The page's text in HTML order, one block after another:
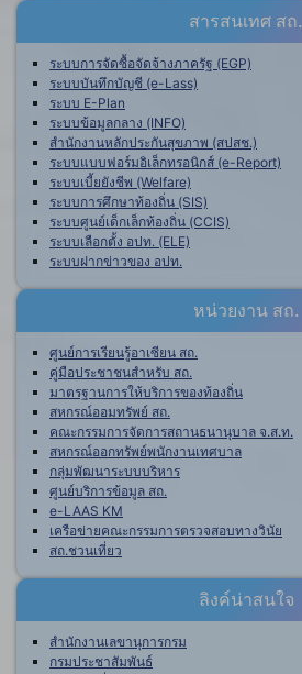
สารสนเทศ สถ.
ระบบการจัดซื้อจัดจ้างภาครัฐ (EGP)
ระบบบันทึกบัญชี (e-Lass)
ระบบ E-Plan
ระบบข้อมูลกลาง (INFO)
สำนักงานหลักประกันสุขภาพ (สปสช.)
ระบบแบบฟอร์มอิเล็กทรอนิกส์ (e-Report)
ระบบเบี้ยยังชีพ (Welfare)
ระบบการศึกษาท้องถิ่น (SIS)
ระบบศูนย์เด็กเล็กท้องถิ่น (CCIS)
ระบบเลือกตั้ง อปท. (ELE)
ระบบฝากข่าวของ อปท.
หน่วยงาน สถ.
ศูนย์การเรียนรู้อาเซียน สถ.
คู่มือประชาชนสำหรับ สถ.
มาตรฐานการให้บริการของท้องถิ่น
สหกรณ์ออมทรัพย์ สถ.
คณะกรรมการจัดการสถานธนานุบาล จ.ส.ท.
สหกรณ์ออกทรัพย์พนักงานเทศบาล
กลุ่มพัฒนาระบบบริหาร
ศูนย์บริการข้อมูล สถ.
e-LAAS KM
เครือข่ายคณะกรรมการตรวจสอบทางวินัย
สถ.ชวนเที่ยว
ลิงค์น่าสนใจ
สำนักงานเลขานุการกรม
กรมประชาสัมพันธ์